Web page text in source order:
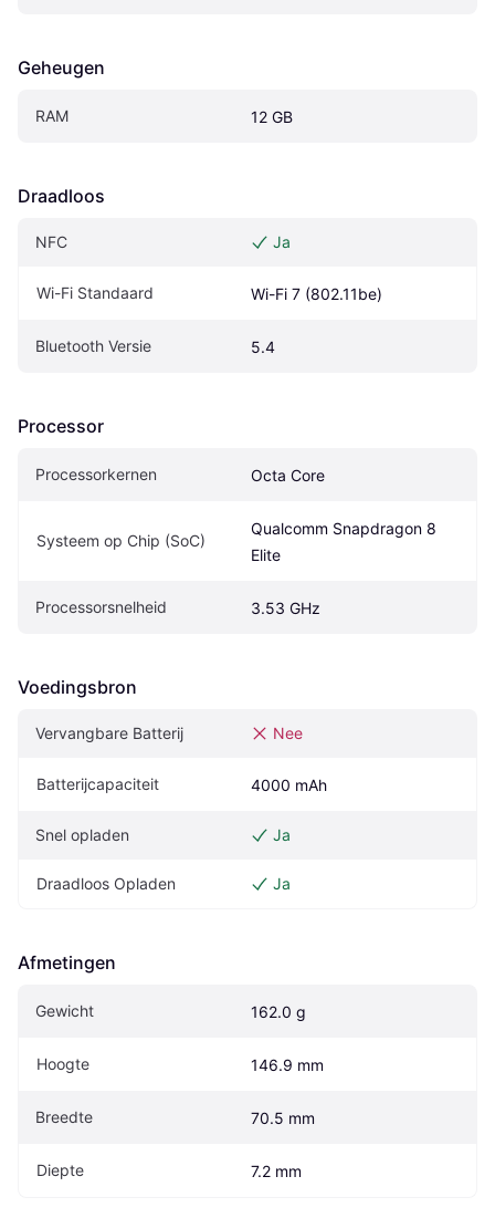
Geheugen
RAM 12 GB
Draadloos
NFC Ja
Wi-Fi Standaard Wi-Fi 7 (802.11be)
Bluetooth Versie 5.4
Processor
Processorkernen Octa Core
Systeem op Chip (SoC)
Qualcomm Snapdragon 8
Elite
Processorsnelheid 3.53 GHz
Voedingsbron
Vervangbare Batterij Nee
Batterijcapaciteit 4000 mAh
Snel opladen Ja
Draadloos Opladen Ja
Afmetingen
Gewicht 162.0 g
Hoogte 146.9 mm
Breedte 70.5 mm
Diepte 7.2 mm